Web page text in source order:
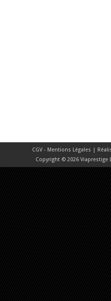
CGV - Mentions Légales |
Copyright © 2026 Viaprestige